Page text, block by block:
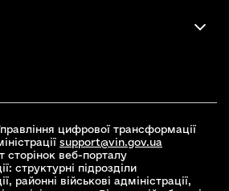
цифрової трансформації
support@vin.gov.ua
сторінок веб-порталу
структурні підрозділи
районні військові адміністрації,